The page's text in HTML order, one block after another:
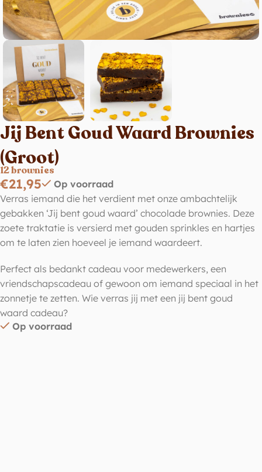
Jij Bent Goud Waard Brownies
(Groot)
12 brownies
€21,95
Op voorraad
Verras iemand die het verdient met onze ambachtelijk
gebakken ‘Jij bent goud waard’ chocolade brownies. Deze
zoete traktatie is versierd met gouden sprinkles en hartjes
om te laten zien hoeveel je iemand waardeert.
Perfect als bedankt cadeau voor medewerkers, een
vriendschapscadeau of gewoon om iemand speciaal in het
zonnetje te zetten. Wie verras jij met een jij bent goud
waard cadeau?
Op voorraad